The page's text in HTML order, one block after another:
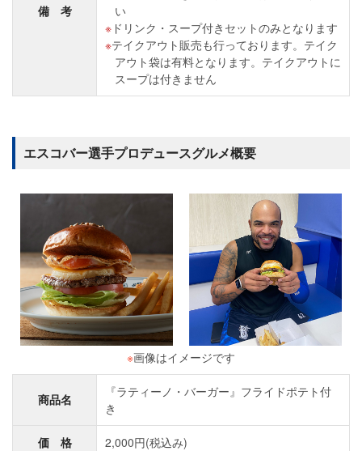
備 考
い
ドリンク・スープ付きセットのみとなります
テイクアウト販売も行っております。テイク
アウト袋は有料となります。テイクアウトに
スープは付きません
エスコバー選手プロデュースグルメ概要
※画像はイメージです
商品名
『ラティーノ・バーガー』フライドポテト付
き
価 格 2,000円(税込み)